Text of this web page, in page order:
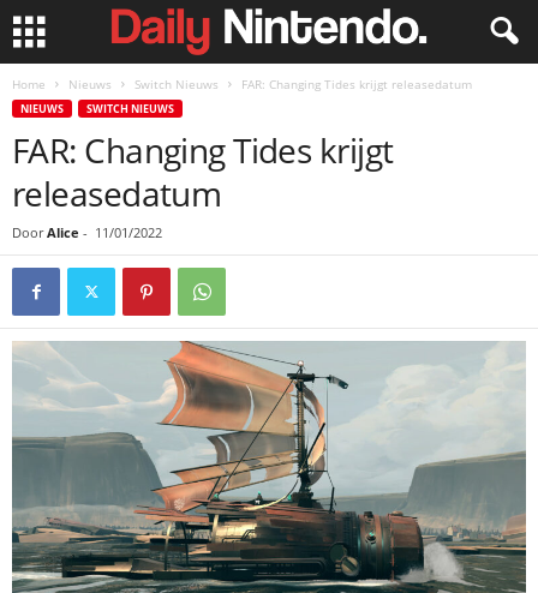
Home Nieuws Switch Nieuws FAR: Changing Tides krijgt releasedatum
NIEUWS SWITCH NIEUWS
FAR: Changing Tides krijgt
releasedatum
Door Alice - 11/01/2022